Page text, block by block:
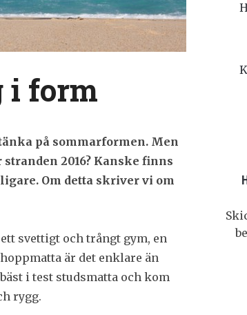
i form
på sommarformen. Men
2016? Kanske finns
Om detta skriver vi om
svettigt och trångt gym, en
är det enklare än
i test studsmatta och kom
rygg.